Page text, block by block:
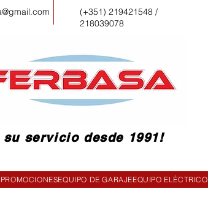
(+351) 219421548 /
218039078
su servicio desde 1991!
PROMOCIONESEQUIPO DE GARAJEEQUIPO ELÉCTRICO